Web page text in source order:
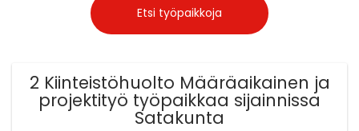
2 Kiinteistöhuolto Määräaikainen ja
projektityö työpaikkaa sijainnissa
Satakunta